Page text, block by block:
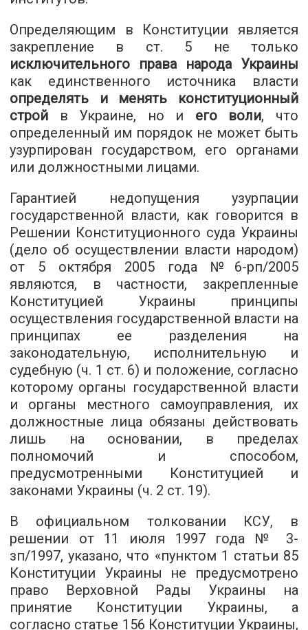
Определяющим в Конституции является
закрепление в ст. 5 не только
исключительного права народа Украины
как единственного источника власти
определять и менять конституционный
строй в Украине, но и его воли, что
определенный им порядок не может быть
узурпирован государством, его органами
или должностными лицами.
Гарантией недопущения узурпации
государственной власти, как говорится в
Решении Конституционного суда Украины
(дело об осуществлении власти народом)
от 5 октября 2005 года №6-рп/2005
являются, в частности, закрепленные
Конституцией Украины принципы
осуществления государственной власти на
принципах ее разделения на
законодательную, исполнительную и
судебную (ч. 1 ст. 6) и положение, согласно
которому органы государственной власти
и органы местного самоуправления, их
должностные лица обязаны действовать
лишь на основании, в пределах
полномочий и способом,
предусмотренными Конституцией и
законами Украины (ч. 2 ст. 19).
В официальном толковании КСУ, в
решении от 11 июля 1997 года № 3-
зп/1997, указано, что «пунктом 1 статьи 85
Конституции Украины не предусмотрено
право Верховной Рады Украины на
принятие Конституции Украины, а
согласно статье 156 Конституции Украины,